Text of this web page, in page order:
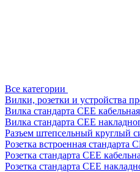
Все категории
Вилки, розетки и устройства
Вилка стандарта CEE кабельная
Вилка стандарта CEE
Разъем штепсельный круглый
Розетка встроенная стандарта
Розетка стандарта СЕЕ
Розетка стандарта СЕЕ